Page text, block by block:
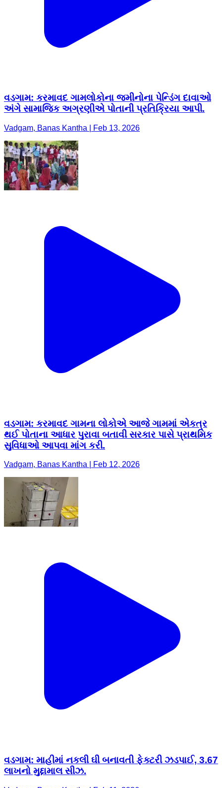
વડગામ: કરમાવદ ગામલોકોના જમીનોના પેન્ડિંગ દાવાઓ
અંગે સામાજિક અગ્રણીએ પોતાની પ્રતિક્રિયા આપી.
Vadgam, Banas Kantha | Feb 13, 2026
વડગામ: કરમાવદ ગામના લોકોએ આજે ગામમાં એકત્ર
થઈ પોતાના આધાર પુરાવા બતાવી સરકાર પાસે પ્રાથમિક
સુવિધાઓ આપવા માંગ કરી.
Vadgam, Banas Kantha | Feb 12, 2026
વડગામ: માહીમાં નકલી ઘી બનાવતી ફેક્ટરી ઝડપાઈ, 3.67
લાખનો મુદ્દામાલ સીઝ.